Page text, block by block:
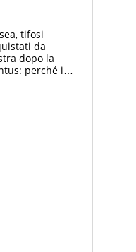
tifosi
da
dopo la
perché i